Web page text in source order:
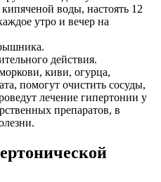
воды, настоять 12
утро и вечер на
действия.
киви, огурца,
помогут очистить сосуды,
лечение гипертонии у
препаратов, в